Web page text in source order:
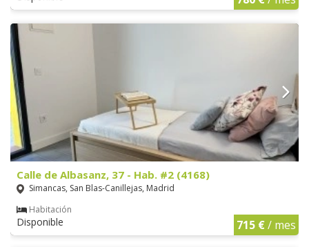
Calle de Albasanz, 37 - Hab. #2 (4168)
Simancas, San Blas-Canillejas, Madrid
Habitación
Disponible 715 €/ mes